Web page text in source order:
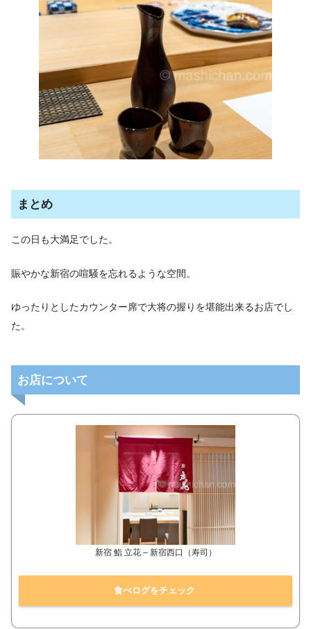
まとめ
この日も大満足でした。
賑やかな新宿の喧騒を忘れるような空間。
ゆったりとしたカウンター席で大将の握りを堪能出来るお店でし
た。
お店について
新宿 鮨 立花 – 新宿西口（寿司）
食べログをチェック